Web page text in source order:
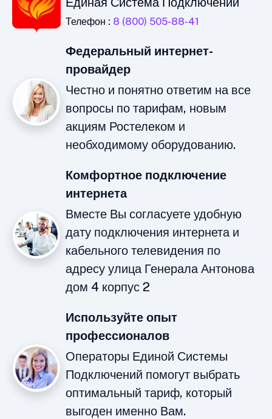
Телефон : 8 (800) 505-88-41
Федеральный интернет-
провайдер
Честно и понятно ответим на все
вопросы по тарифам, новым
акциям Ростелеком и
необходимому оборудованию.
Комфортное подключение
интернета
Вместе Вы согласуете удобную
дату подключения интернета и
кабельного телевидения по
адресу улица Генерала Антонова
дом 4 корпус 2
Используйте опыт
профессионалов
Операторы Единой Системы
Подключений помогут выбрать
оптимальный тариф, который
выгоден именно Вам.